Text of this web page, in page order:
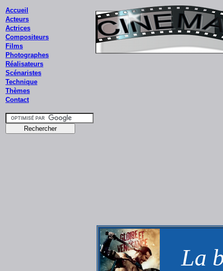
Accueil
Acteurs
Actrices
Compositeurs
Films
Photographes
Réalisateurs
Scénaristes
Technique
Thèmes
Contact
La